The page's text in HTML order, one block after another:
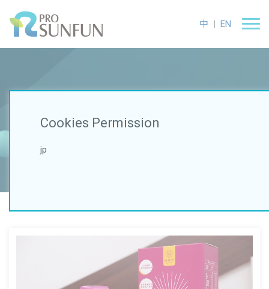
中 | EN
Cookies Permission
jp